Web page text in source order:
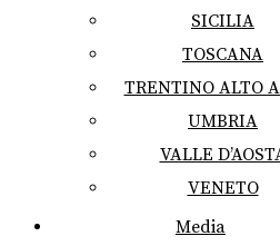
SICILIA
TOSCANA
TRENTINO ALTO
UMBRIA
VALLE
VENETO
Media